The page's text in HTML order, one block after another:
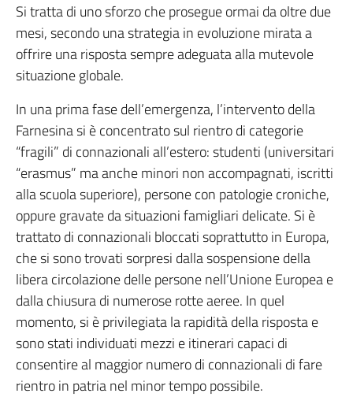
Si tratta di uno sforzo che prosegue ormai da oltre due
mesi, secondo una strategia in evoluzione mirata a
offrire una risposta sempre adeguata alla mutevole
situazione globale.
In una prima fase dell’emergenza, l’intervento della
Farnesina si è concentrato sul rientro di categorie
“fragili” di connazionali all’estero: studenti (universitari
“erasmus” ma anche minori non accompagnati, iscritti
alla scuola superiore), persone con patologie croniche,
oppure gravate da situazioni famigliari delicate. Si è
trattato di connazionali bloccati soprattutto in Europa,
che si sono trovati sorpresi dalla sospensione della
libera circolazione delle persone nell’Unione Europea e
dalla chiusura di numerose rotte aeree. In quel
momento, si è privilegiata la rapidità della risposta e
sono stati individuati mezzi e itinerari capaci di
consentire al maggior numero di connazionali di fare
rientro in patria nel minor tempo possibile.